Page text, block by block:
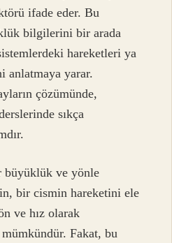
ifade eder. Bu
bilgilerini bir arada
hareketleri ya
anlatmaya yarar.
çözümünde,
sıkça
büyüklük ve yönle
bir cismin hareketini ele
ve hız olarak
Fakat, bu